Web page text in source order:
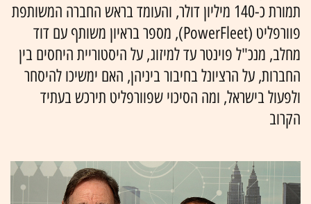
תמורת כ-140 מיליון דולר, והעומד בראש החברה המשותפת
פוורפליט (PowerFleet), מספר בראיון משותף עם דוד
מחלב, מנכ"ל פוינטר עד למיזוג, על היסטוריית היחסים בין
החברות, על הרציונל בחיבור ביניהן, האם ימשיכו להיסחר
ולפעול בישראל, ומה הסיכוי שפוורפליט תירכש בעתיד
הקרוב